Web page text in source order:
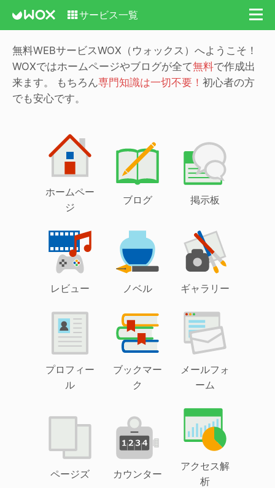
サービス一覧
無料WEBサービスWOX（ウォックス）へようこそ！
WOXではホームページやブログが全て無料で作成出
来ます。
もちろん専門知識は一切不要！ 初心者の方
でも安心です。
ホームペー
ジ
ブログ 掲示板
レビュー ノベル ギャラリー
プロフィー
ル
ブックマー
ク
メールフォ
ーム
ページズ カウンター
アクセス解
析